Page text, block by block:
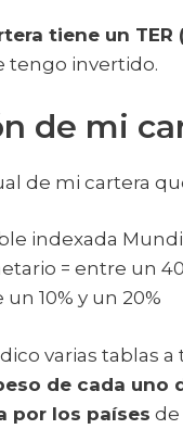
tiene un TER
tengo invertido.
de mi
de mi cartera
indexada
= entre un
un 10% y un 20%
varias tablas a
de cada uno
por los países de